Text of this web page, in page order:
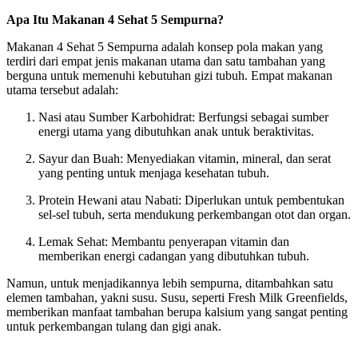
Apa Itu Makanan 4 Sehat 5 Sempurna?
Makanan 4 Sehat 5 Sempurna adalah konsep pola makan yang
terdiri dari empat jenis makanan utama dan satu tambahan yang
berguna untuk memenuhi kebutuhan gizi tubuh. Empat makanan
utama tersebut adalah:
Nasi atau Sumber Karbohidrat: Berfungsi sebagai sumber
energi utama yang dibutuhkan anak untuk beraktivitas.
Sayur dan Buah: Menyediakan vitamin, mineral, dan serat
yang penting untuk menjaga kesehatan tubuh.
Protein Hewani atau Nabati: Diperlukan untuk pembentukan
sel-sel tubuh, serta mendukung perkembangan otot dan organ.
Lemak Sehat: Membantu penyerapan vitamin dan
memberikan energi cadangan yang dibutuhkan tubuh.
Namun, untuk menjadikannya lebih sempurna, ditambahkan satu
elemen tambahan, yakni susu. Susu, seperti Fresh Milk Greenfields,
memberikan manfaat tambahan berupa kalsium yang sangat penting
untuk perkembangan tulang dan gigi anak.